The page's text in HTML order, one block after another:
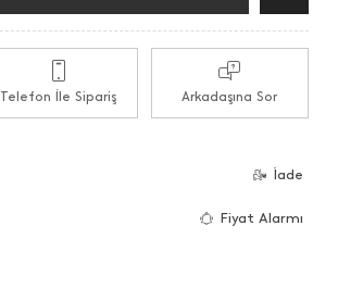
Telefon İle Sipariş Arkadaşına Sor
İade
Fiyat Alarmı